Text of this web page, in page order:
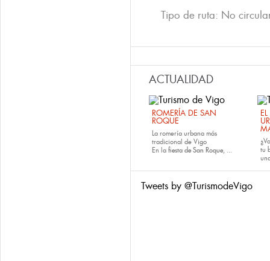
Tipo de ruta: No
ACTUALIDAD
ROMERÍA DE SAN
ROQUE
La romería urbana más
tradicional de Vigo
En la fiesta de San Roque, ...
tu
Tweets by @TurismodeVigo